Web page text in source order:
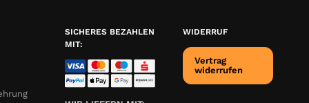
SICHERES BEZAHLEN
MIT:
WIDERRUF
Vertrag
widerrufen